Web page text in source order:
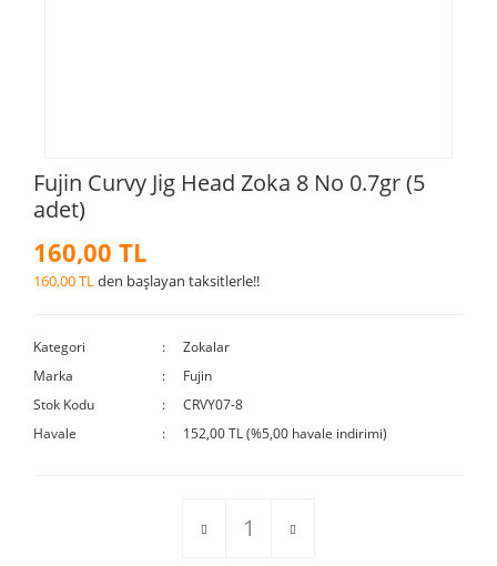
Fujin Curvy Jig Head Zoka 8 No 0.7gr (5
adet)
160,00 TL
160,00 TLden başlayan taksitlerle!!
Kategori
Zokalar
Marka
Fujin
Stok Kodu
CRVY07-8
Havale
152,00 TL (%5,00 havale indirimi)